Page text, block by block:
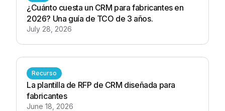
¿Cuánto cuesta un CRM para fabricantes en
2026? Una guía de TCO de 3 años.
July 28, 2026
Recurso
La plantilla de RFP de CRM diseñada para
fabricantes
June 18, 2026